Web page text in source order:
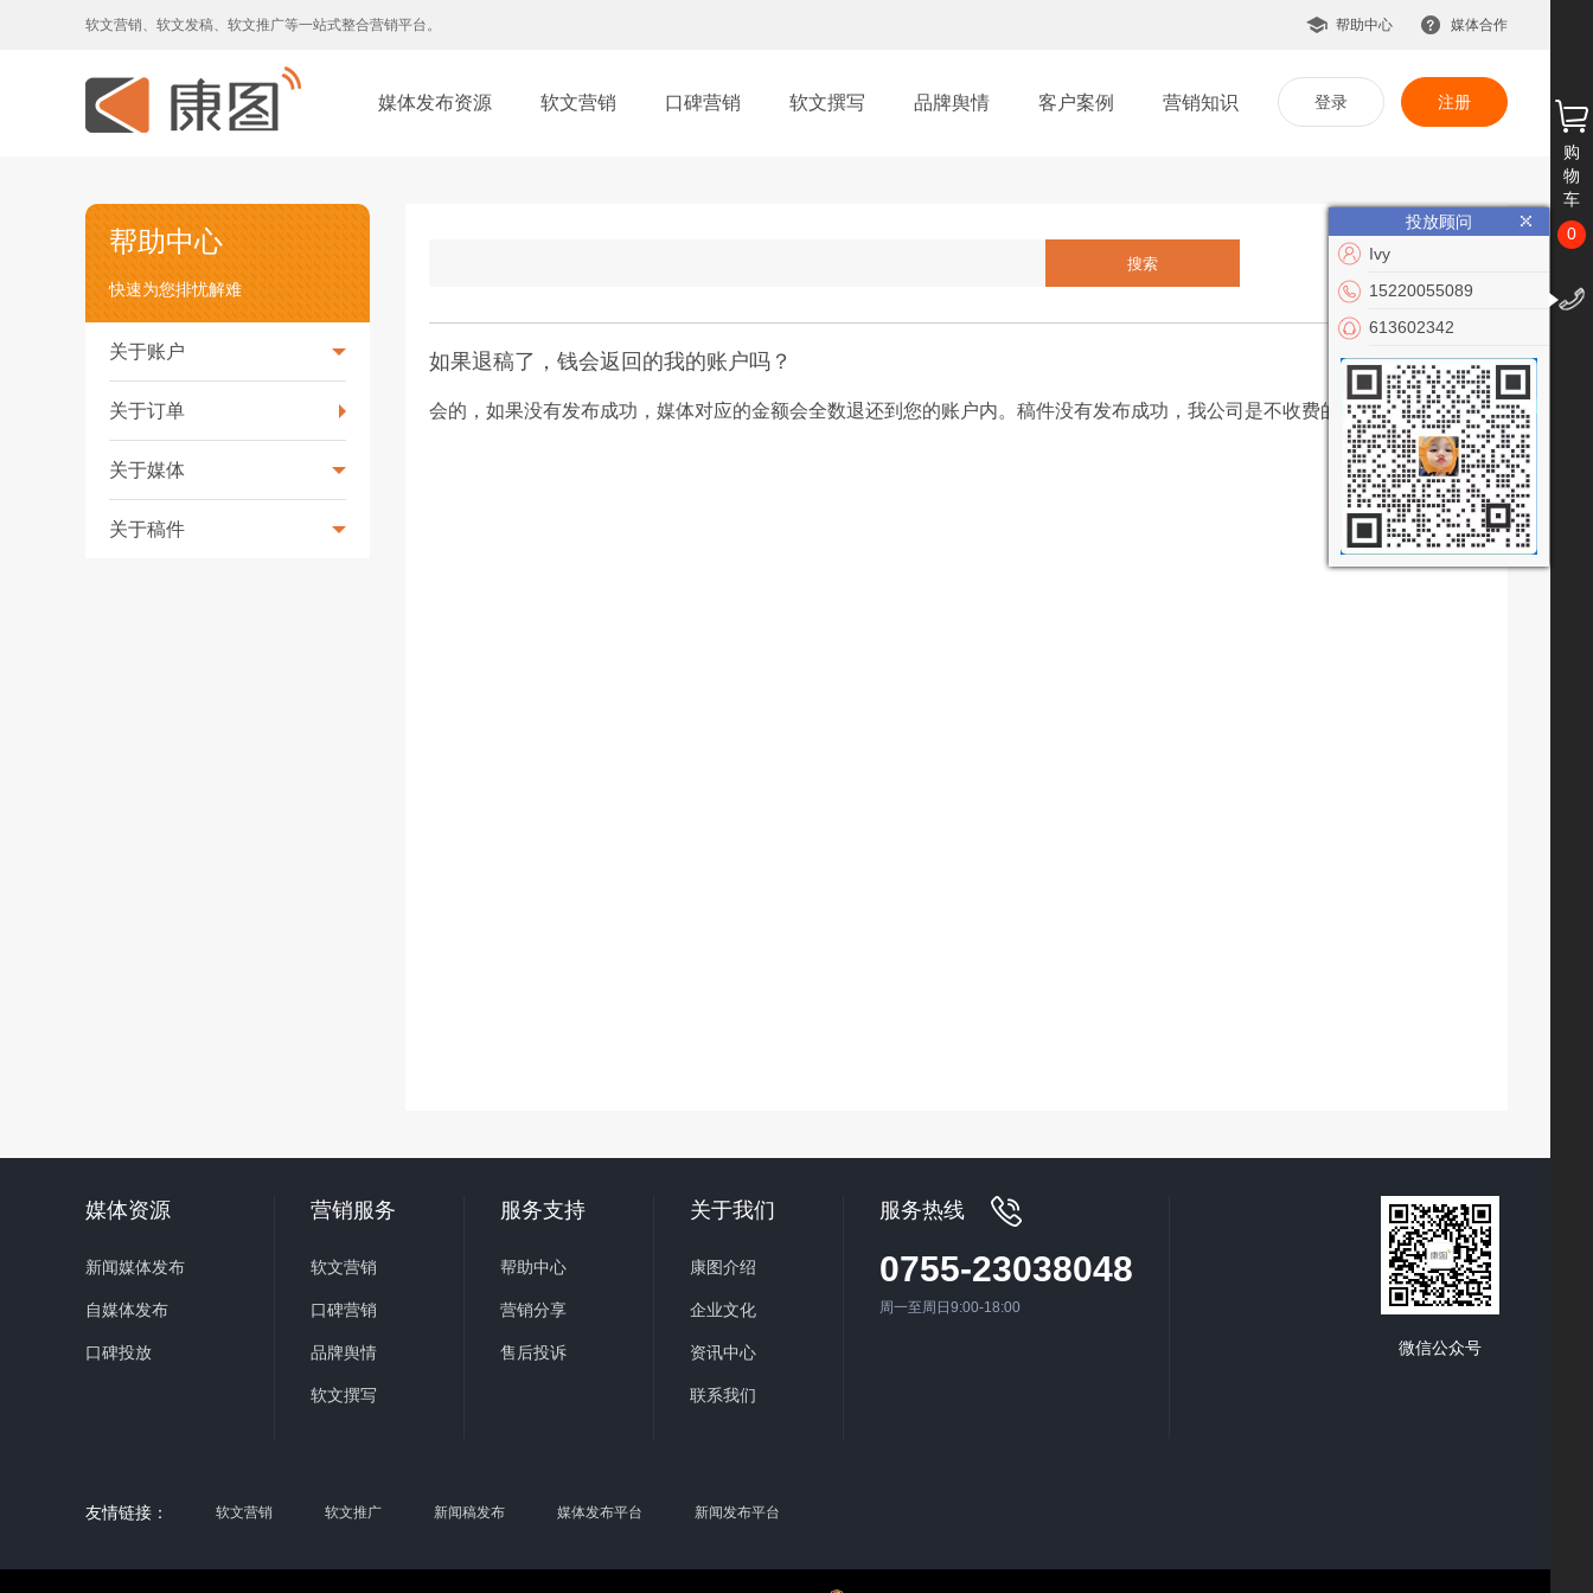
软文营销、软文发稿、软文推广等一站式整合营销平台。 帮助中心 媒体合作
登录 注册
媒体发布资源 软文营销 口碑营销 软文撰写 品牌舆情 客户案例 营销知识
帮助中心
快速为您排忧解难
关于账户
关于订单
关于媒体
关于稿件
如果退稿了，钱会返回的我的账户吗？
会的，如果没有发布成功，媒体对应的金额会全数退还到您的账户内。稿件没有发布成功，我公司是不收费的。
媒体资源
新闻媒体发布
自媒体发布
口碑投放
营销服务
软文营销
口碑营销
品牌舆情
软文撰写
服务支持
帮助中心
营销分享
售后投诉
关于我们
康图介绍
企业文化
资讯中心
联系我们
服务热线
0755-23038048
周一至周日9:00-18:00
微信公众号
友情链接： 软文营销 软文推广 新闻稿发布 媒体发布平台 新闻发布平台
购
物
车
0
投放顾问
Ivy
15220055089
613602342